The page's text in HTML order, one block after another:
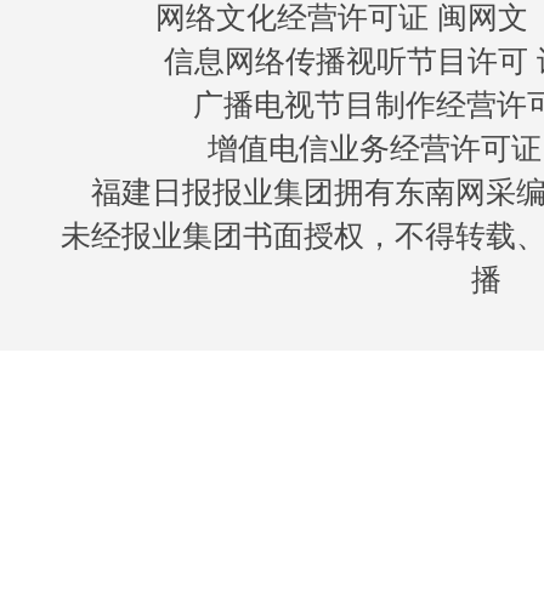
网络文化经营许可证 闽网文
信息网络传播视听节目许可
广播电视节目制作经营许
增值电信业务经营许可
福建日报报业集团拥有东南网采
未经报业集团书面授权，不得转载
播